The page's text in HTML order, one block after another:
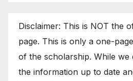
Disclaimer: This is NOT the
page. This is only a one-
of the scholarship. While we
the information up to date